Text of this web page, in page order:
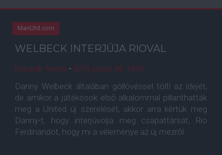
ManUtd.com
WELBECK INTERJÚJA RIOVAL
Dzsubák Tamás • 2013. június. 06. 14:35
Danny Welbeck általában góllövéssel tölti az idejét,
de amikor a játékosok elsõ alkalommal pillanthatták
meg a United új szerelését, akkor arra kértük meg
Danny-t, hogy interjúvolja meg csapattársát, Rio
Ferdinandot, hogy mi a véleménye az új mezrõl.